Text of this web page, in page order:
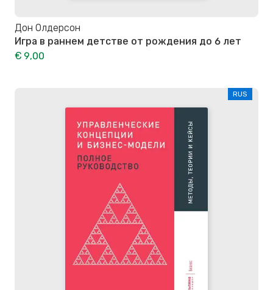
Дон Олдерсон
Игра в раннем детстве от рождения до 6 лет
€ 9,00
RUS